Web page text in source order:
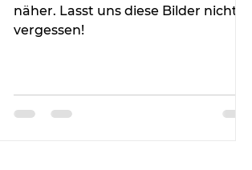
näher. Lasst uns diese Bilder nicht
vergessen!